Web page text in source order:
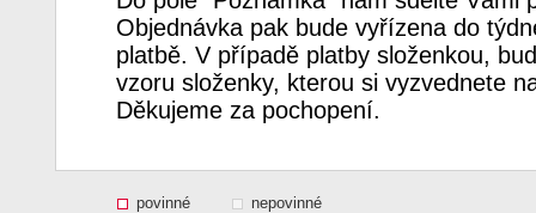
Objednávka pak bude vyřízena do
platbě. V případě platby složenkou,
vzoru složenky, kterou si vyzvednete
Děkujeme za pochopení.
povinné
nepovinné